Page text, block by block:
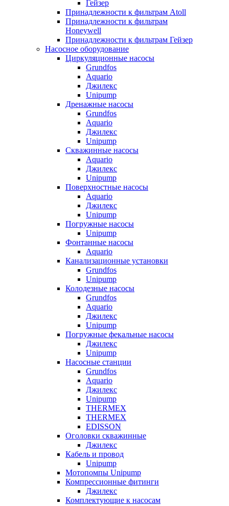
Гейзер
Принадлежности к фильтрам Atoll
Принадлежности к фильтрам
Honeywell
Принадлежности к фильтрам Гейзер
Насосное оборудование
Циркуляционные насосы
Grundfos
Aquario
Джилекс
Unipump
Дренажные насосы
Grundfos
Aquario
Джилекс
Unipump
Скважинные насосы
Aquario
Джилекс
Unipump
Поверхностные насосы
Aquario
Джилекс
Unipump
Погружные насосы
Unipump
Фонтанные насосы
Aquario
Канализационные установки
Grundfos
Unipump
Колодезные насосы
Grundfos
Aquario
Джилекс
Unipump
Погружные фекальные насосы
Джилекс
Unipump
Насосные станции
Grundfos
Aquario
Джилекс
Unipump
THERMEX
THERMEX
EDISSON
Оголовки скважинные
Джилекс
Кабель и провод
Unipump
Мотопомпы Unipump
Компрессионные фитинги
Джилекс
Комплектующие к насосам